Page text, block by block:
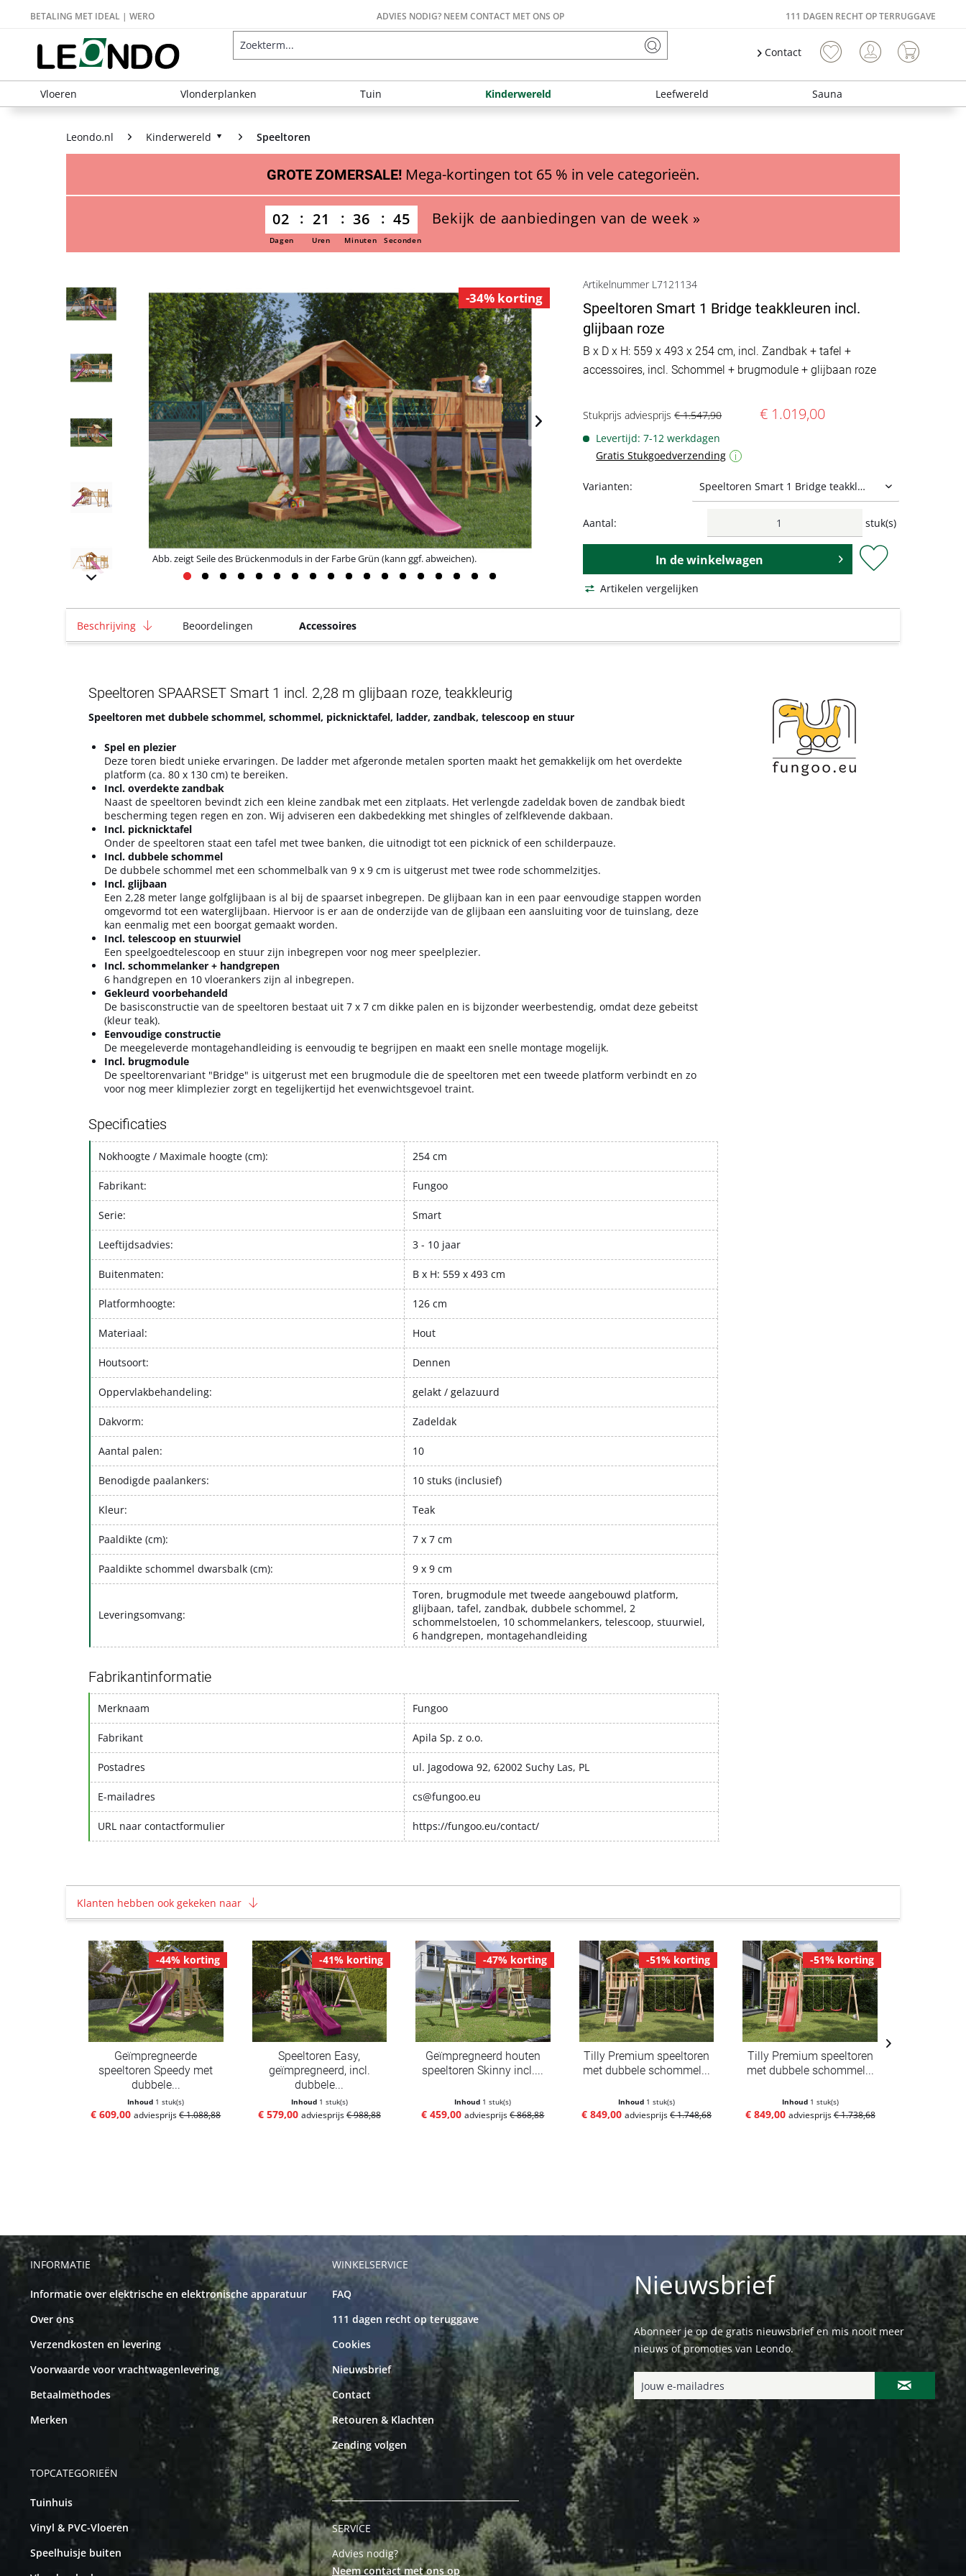
BETALING MET IDEAL | WERO ADVIES NODIG? NEEM CONTACT MET ONS OP 111 DAGEN RECHT OP TERRUGGAVE
Contact
Vloeren Vlonderplanken Tuin Kinderwereld Leefwereld Sauna
Leondo.nl Kinderwereld Speeltoren
GROTE ZOMERSALE! Mega-kortingen tot 65 % in vele categorieën.
02 21 36 43
Dagen Uren Minuten Seconden
Bekijk de aanbiedingen van de week »
-34% korting
Abb. zeigt Seile des Brückenmoduls in der Farbe Grün (kann ggf. abweichen). Abb. zeigt Seile des Brückenmoduls in der Farbe Grün (kann ggf. abweichen).
Artikelnummer L7121134
Speeltoren Smart 1 Bridge teakkleuren incl.
glijbaan roze
B x D x H: 559 x 493 x 254 cm, incl. Zandbak + tafel +
accessoires, incl. Schommel + brugmodule + glijbaan roze
Stukprijs adviesprijs€ 1.547,90 € 1.019,00
Levertijd: 7-12 werkdagen
Gratis Stukgoedverzending
i
Varianten:
Aantal: stuk(s)
In de winkelwagen
Artikelen vergelijken
Beschrijving Beoordelingen Accessoires
Speeltoren SPAARSET Smart 1 incl. 2,28 m glijbaan roze, teakkleurig
Speeltoren met dubbele schommel, schommel, picknicktafel, ladder, zandbak, telescoop en stuur
Spel en plezier
Deze toren biedt unieke ervaringen. De ladder met afgeronde metalen sporten maakt het gemakkelijk om het overdekte
platform (ca. 80 x 130 cm) te bereiken.
Incl. overdekte zandbak
Naast de speeltoren bevindt zich een kleine zandbak met een zitplaats. Het verlengde zadeldak boven de zandbak biedt
bescherming tegen regen en zon. Wij adviseren een dakbedekking met shingles of zelfklevende dakbaan.
Incl. picknicktafel
Onder de speeltoren staat een tafel met twee banken, die uitnodigt tot een picknick of een schilderpauze.
Incl. dubbele schommel
De dubbele schommel met een schommelbalk van 9 x 9 cm is uitgerust met twee rode schommelzitjes.
Incl. glijbaan
Een 2,28 meter lange golfglijbaan is al bij de spaarset inbegrepen. De glijbaan kan in een paar eenvoudige stappen worden
omgevormd tot een waterglijbaan. Hiervoor is er aan de onderzijde van de glijbaan een aansluiting voor de tuinslang, deze
kan eenmalig met een boorgat gemaakt worden.
Incl. telescoop en stuurwiel
Een speelgoedtelescoop en stuur zijn inbegrepen voor nog meer speelplezier.
Incl. schommelanker + handgrepen
6 handgrepen en 10 vloerankers zijn al inbegrepen.
Gekleurd voorbehandeld
De basisconstructie van de speeltoren bestaat uit 7 x 7 cm dikke palen en is bijzonder weerbestendig, omdat deze gebeitst
(kleur teak).
Eenvoudige constructie
De meegeleverde montagehandleiding is eenvoudig te begrijpen en maakt een snelle montage mogelijk.
Incl. brugmodule
De speeltorenvariant "Bridge" is uitgerust met een brugmodule die de speeltoren met een tweede platform verbindt en zo
voor nog meer klimplezier zorgt en tegelijkertijd het evenwichtsgevoel traint.
Specificaties
Nokhoogte / Maximale hoogte (cm): 254 cm
Fabrikant: Fungoo
Serie: Smart
Leeftijdsadvies: 3 - 10 jaar
Buitenmaten: B x H: 559 x 493 cm
Platformhoogte: 126 cm
Materiaal: Hout
Houtsoort: Dennen
Oppervlakbehandeling: gelakt / gelazuurd
Dakvorm: Zadeldak
Aantal palen: 10
Benodigde paalankers: 10 stuks (inclusief)
Kleur: Teak
Paaldikte (cm): 7 x 7 cm
Paaldikte schommel dwarsbalk (cm): 9 x 9 cm
Leveringsomvang:
Toren, brugmodule met tweede aangebouwd platform,
glijbaan, tafel, zandbak, dubbele schommel, 2
schommelstoelen, 10 schommelankers, telescoop, stuurwiel,
6 handgrepen, montagehandleiding
Fabrikantinformatie
Merknaam Fungoo
Fabrikant Apila Sp. z o.o.
Postadres ul. Jagodowa 92, 62002 Suchy Las, PL
E-mailadres cs@fungoo.eu
URL naar contactformulier https://fungoo.eu/contact/
Klanten hebben ook gekeken naar
-44% korting
Geïmpregneerde
speeltoren Speedy met
dubbele...
Inhoud 1 stuk(s)
€ 609,00 adviesprijs€ 1.088,88
-41% korting
Speeltoren Easy,
geïmpregneerd, incl.
dubbele...
Inhoud 1 stuk(s)
€ 579,00 adviesprijs€ 988,88
-47% korting
Geïmpregneerd houten
speeltoren Skinny incl....
Inhoud 1 stuk(s)
€ 459,00 adviesprijs€ 868,88
-51% korting
Tilly Premium speeltoren
met dubbele schommel...
Inhoud 1 stuk(s)
€ 849,00 adviesprijs€ 1.748,68
-51% korting
Tilly Premium speeltoren
met dubbele schommel...
Inhoud 1 stuk(s)
€ 849,00 adviesprijs€ 1.738,68
INFORMATIE
Informatie over elektrische en elektronische apparatuur
Over ons
Verzendkosten en levering
Voorwaarde voor vrachtwagenlevering
Betaalmethodes
Merken
TOPCATEGORIEËN
Tuinhuis
Vinyl & PVC-Vloeren
Speelhuisje buiten
WINKELSERVICE
FAQ
111 dagen recht op teruggave
Cookies
Nieuwsbrief
Contact
Retouren & Klachten
Zending volgen
SERVICE
Advies nodig?
Neem contact met ons op
Nieuwsbrief
Abonneer je op de gratis nieuwsbrief en mis nooit meer
nieuws of promoties van Leondo.